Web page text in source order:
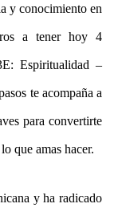
y conocimiento en
a tener hoy 4
Espiritualidad –
te acompaña a
para convertirte
que amas hacer.
y ha radicado